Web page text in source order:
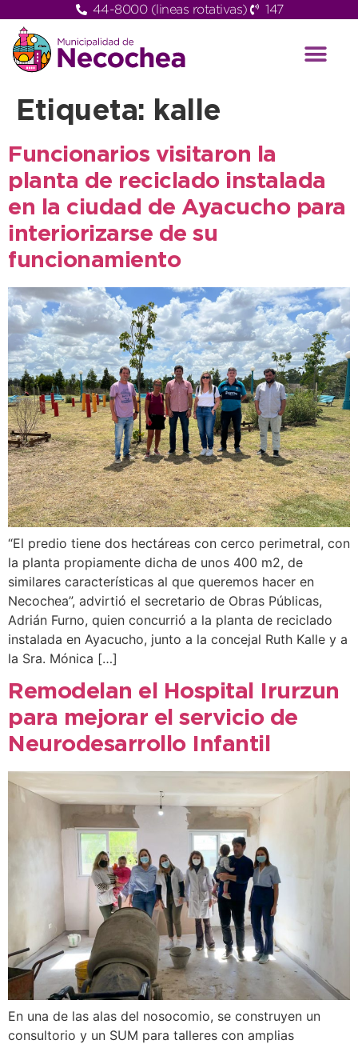
44-8000 (lineas rotativas) 147
Etiqueta: kalle
Funcionarios visitaron la
planta de reciclado instalada
en la ciudad de Ayacucho para
interiorizarse de su
funcionamiento
“El predio tiene dos hectáreas con cerco perimetral, con
la planta propiamente dicha de unos 400 m2, de
similares características al que queremos hacer en
Necochea”, advirtió el secretario de Obras Públicas,
Adrián Furno, quien concurrió a la planta de reciclado
instalada en Ayacucho, junto a la concejal Ruth Kalle y a
la Sra. Mónica […]
Remodelan el Hospital Irurzun
para mejorar el servicio de
Neurodesarrollo Infantil
En una de las alas del nosocomio, se construyen un
consultorio y un SUM para talleres con amplias